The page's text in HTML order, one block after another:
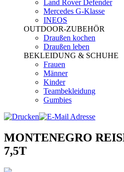
Land Rover Defender
Mercedes G-Klasse
INEOS
OUTDOOR-ZUBEHÖR
Draußen kochen
Draußen leben
BEKLEIDUNG & SCHUHE
Frauen
Männer
Kinder
Teambekleidung
Gumbies
MONTENEGRO
7,5T